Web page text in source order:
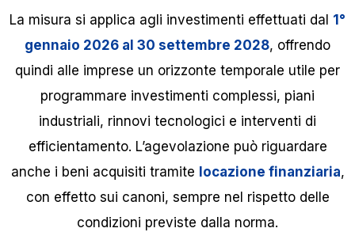
La misura si applica agli investimenti effettuati dal 1°
gennaio 2026 al 30 settembre 2028, offrendo
quindi alle imprese un orizzonte temporale utile per
programmare investimenti complessi, piani
industriali, rinnovi tecnologici e interventi di
efficientamento. L’agevolazione può riguardare
anche i beni acquisiti tramite locazione finanziaria,
con effetto sui canoni, sempre nel rispetto delle
condizioni previste dalla norma.